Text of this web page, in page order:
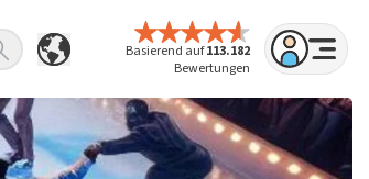
Basierend auf113.182
Bewertungen